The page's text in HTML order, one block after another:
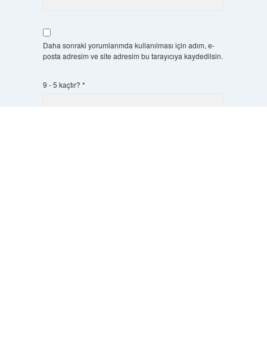
Daha sonraki yorumlarımda kullanılması için adım, e-
posta adresim ve site adresim bu tarayıcıya kaydedilsin.
9 - 5 kaçtır? *